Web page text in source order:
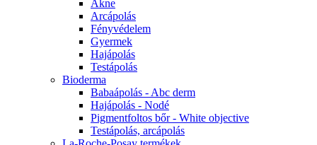
Akne
Arcápolás
Fényvédelem
Gyermek
Hajápolás
Testápolás
Bioderma
Babaápolás - Abc derm
Hajápolás - Nodé
Pigmentfoltos bőr - White objective
Testápolás, arcápolás